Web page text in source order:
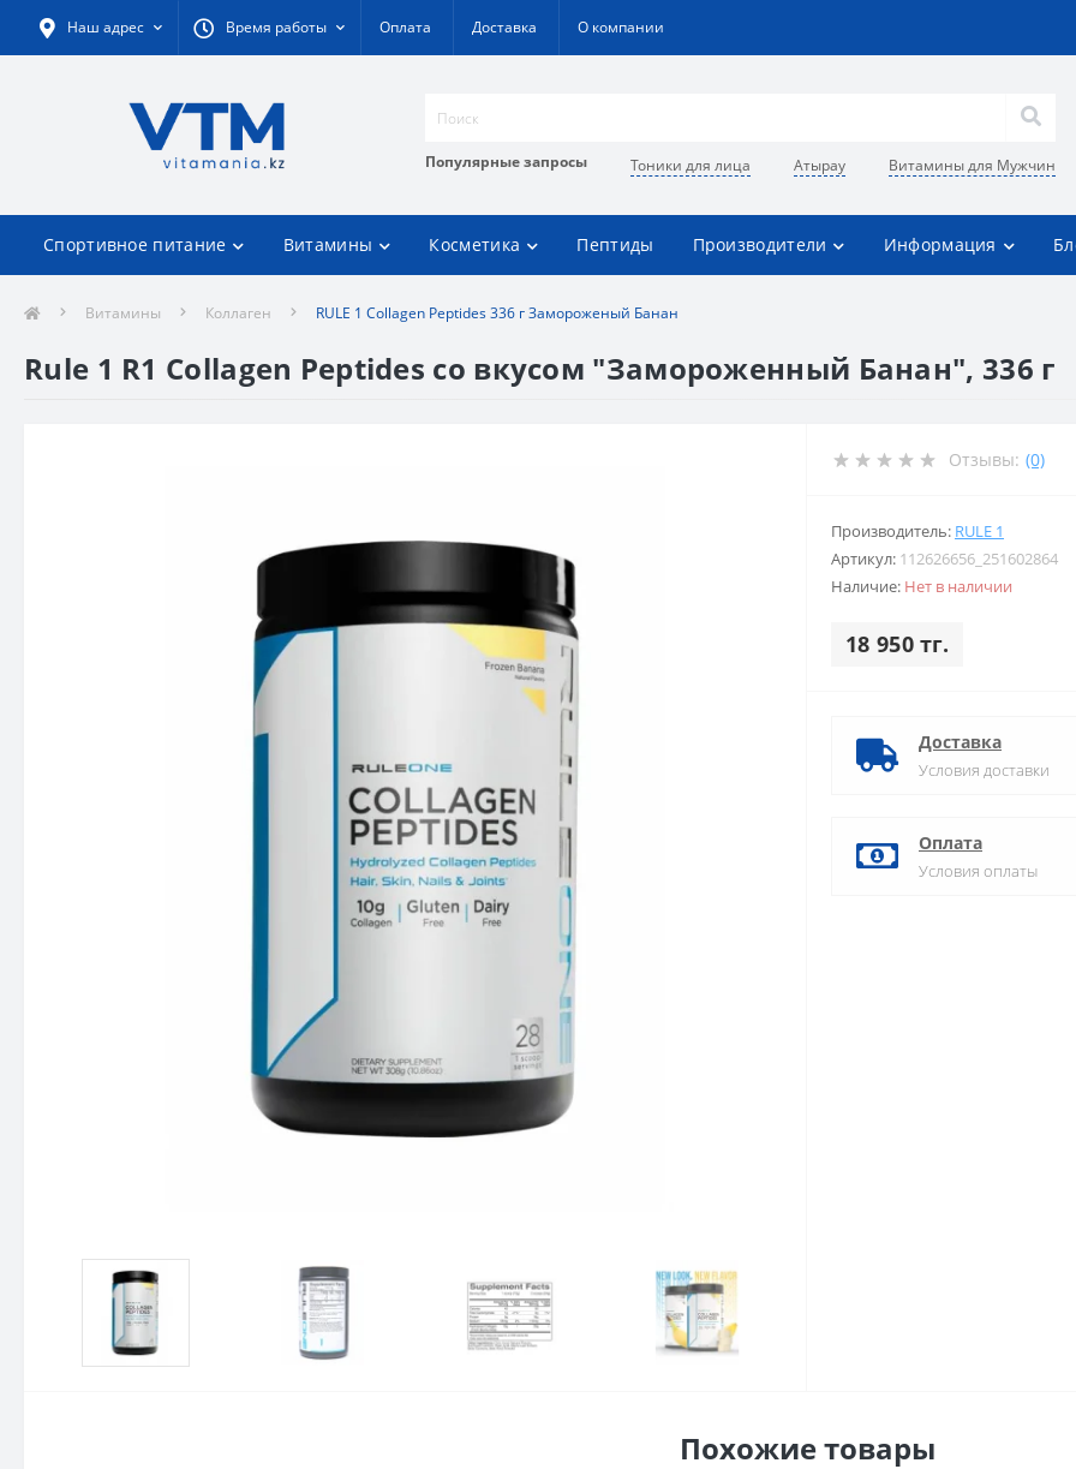
Наш адрес Время работы Оплата Доставка О компании
Популярные запросы Тоники для лица Атырау Витамины для Мужчин
Спортивное питание Витамины Косметика Пептиды Производители Информация
Витамины Коллаген RULE 1 Collagen Peptides 336 г Замороженый Банан
Rule 1 R1 Collagen Peptides со вкусом "Замороженный Банан", 336 г
Отзывы: (0)
Производитель: RULE 1
Артикул: 112626656_251602864
Наличие: Нет в наличии
18 950 тг.
Доставка
Условия доставки
Оплата
Условия оплаты
Похожие товары